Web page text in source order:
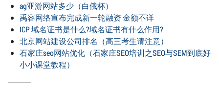
ag亚游网站多少（白俄杯）
禹容网络宣布完成新一轮融资 金额不详
ICP 域名证书是什么?域名证书有什么作用?
北京网站建设公司排名（高三考生请注意）
石家庄seo网站优化（石家庄SEO培训之SEO与SEM到底好
小小课堂教程）